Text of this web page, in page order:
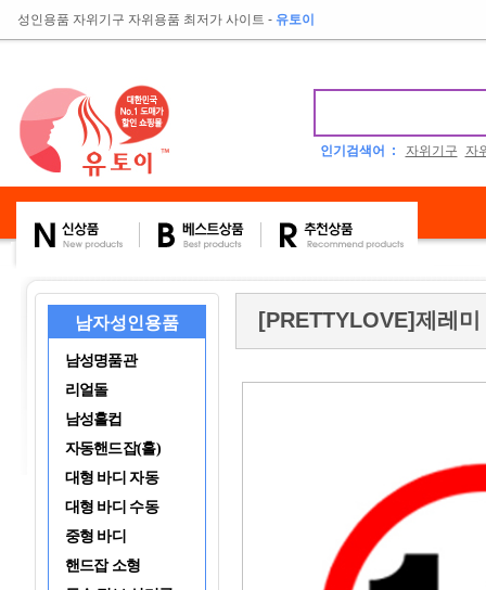
성인용품 자위기구 자위용품 최저가 사이트 - 유토이
인기검색어 : 자위기구 자
남자성인용품
남성명품관
리얼돌
남성홀컵
자동핸드잡(홀)
대형 바디 자동
대형 바디 수동
중형 바디
핸드잡 소형
[PRETTYLOVE]제레미